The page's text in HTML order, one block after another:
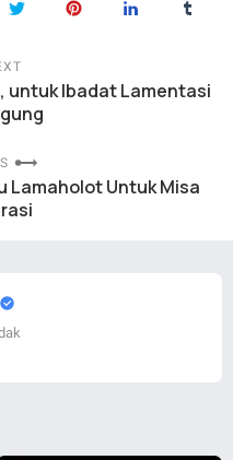
untuk Ibadat Lamentasi
Lamaholot Untuk Misa